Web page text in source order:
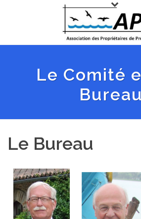
Le Comité
Bureau
Le Bureau